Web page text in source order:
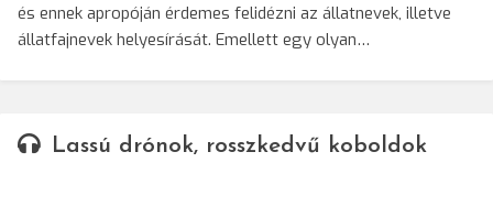
és ennek apropóján érdemes felidézni az állatnevek, illetve
állatfajnevek helyesírását. Emellett egy olyan…
Lassú drónok, rosszkedvű koboldok